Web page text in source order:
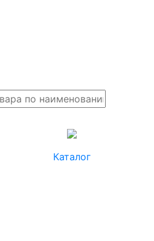
Каталог